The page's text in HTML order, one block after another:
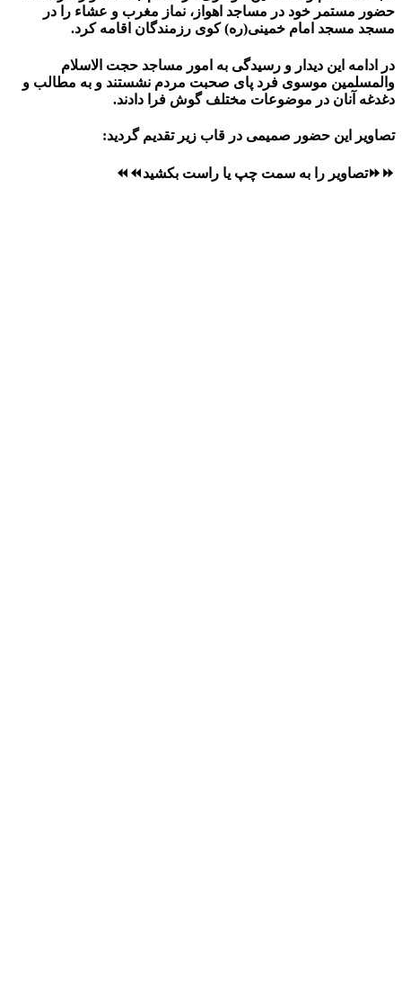
حضور مستمر خود در مساجد اهواز، نماز مغرب و عشاء را در
مسجد مسجد امام خمینی(ره) کوی رزمندگان اقامه کرد.
در ادامه این دیدار و رسیدگی به امور مساجد حجت الاسلام
والمسلمین موسوی فرد پای صحبت مردم نشستند و به مطالب و
دغدغه آنان در موضوعات مختلف گوش فرا دادند.
تصاویر این حضور صمیمی در قاب زیر تقدیم گردید:
⏩⏩تصاویر را به سمت چپ یا راست بکشید⏪⏪